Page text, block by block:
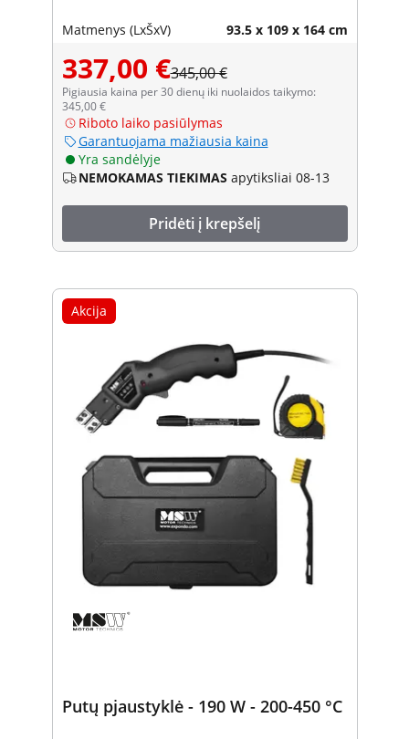
Matmenys (LxŠxV) 93.5 x 109 x 164 cm
337,00 €345,00 €
Pigiausia kaina per 30 dienų iki nuolaidos taikymo:
345,00 €
Riboto laiko pasiūlymas
Garantuojama mažiausia kaina
Yra sandėlyje
NEMOKAMAS TIEKIMAS apytiksliai 08-13
Pridėti į krepšelį
Akcija
Putų pjaustyklė - 190 W - 200-450 °C